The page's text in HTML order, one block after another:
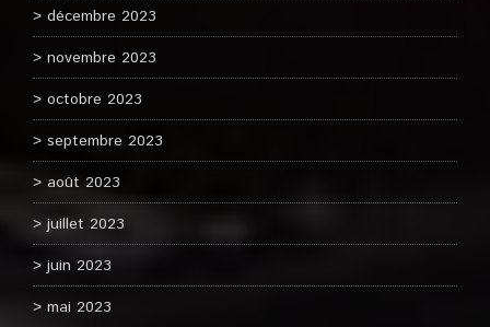
décembre 2023
novembre 2023
octobre 2023
septembre 2023
août 2023
juillet 2023
juin 2023
mai 2023